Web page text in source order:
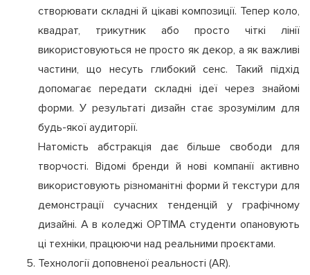
створювати складні й цікаві композиції. Тепер коло,
квадрат, трикутник або просто чіткі лінії
використовуються не просто як декор, а як важливі
частини, що несуть глибокий сенс. Такий підхід
допомагає передати складні ідеї через знайомі
форми. У результаті дизайн стає зрозумілим для
будь-якої аудиторії.
Натомість абстракція дає більше свободи для
творчості. Відомі бренди й нові компанії активно
використовують різноманітні форми й текстури для
демонстрації сучасних тенденцій у графічному
дизайні. А в коледжі OPTIMA студенти опановують
ці техніки, працюючи над реальними проєктами.
Технології доповненої реальності (AR).